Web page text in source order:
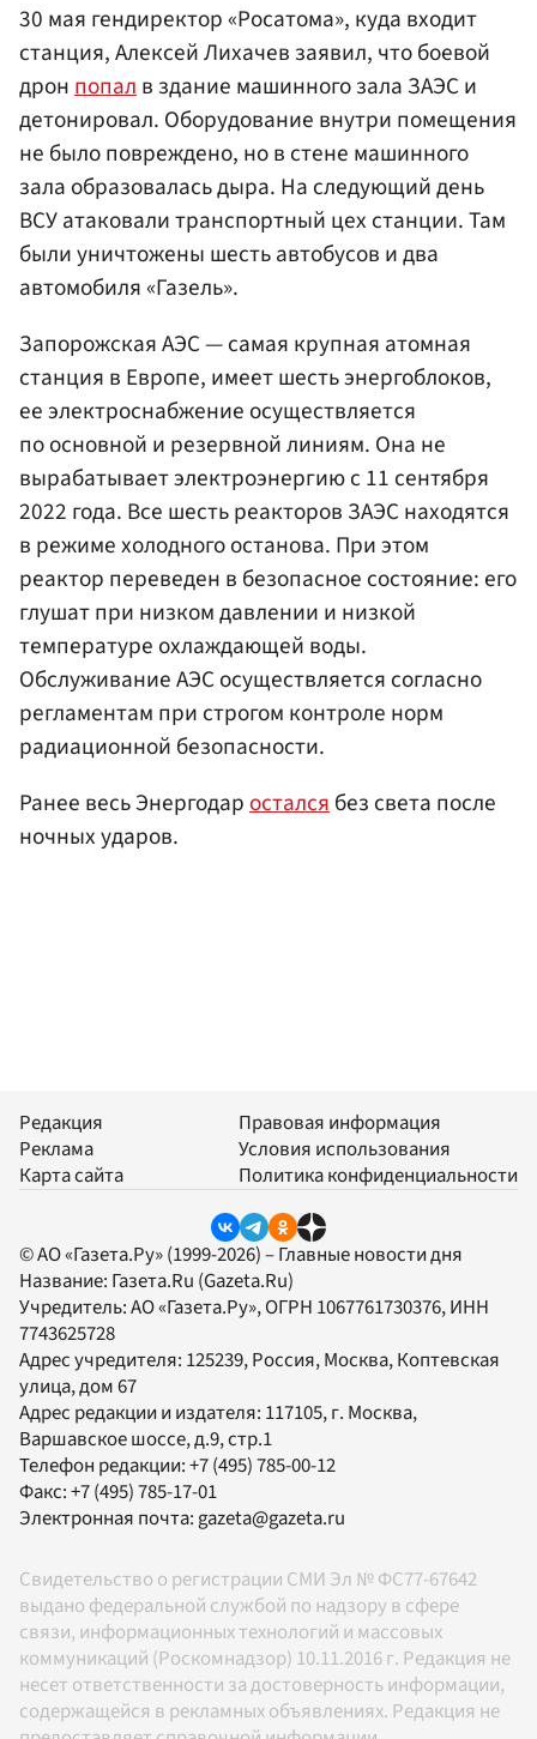
30 мая гендиректор «Росатома», куда входит
станция, Алексей Лихачев заявил, что боевой
дрон попал в здание машинного зала ЗАЭС и
детонировал. Оборудование внутри помещения
не было повреждено, но в стене машинного
зала образовалась дыра. На следующий день
ВСУ атаковали транспортный цех станции. Там
были уничтожены шесть автобусов и два
автомобиля «Газель».
Запорожская АЭС — самая крупная атомная
станция в Европе, имеет шесть энергоблоков,
ее электроснабжение осуществляется
по основной и резервной линиям. Она не
вырабатывает электроэнергию с 11 сентября
2022 года. Все шесть реакторов ЗАЭС находятся
в режиме холодного останова. При этом
реактор переведен в безопасное состояние: его
глушат при низком давлении и низкой
температуре охлаждающей воды.
Обслуживание АЭС осуществляется согласно
регламентам при строгом контроле норм
радиационной безопасности.
Ранее весь Энергодаросталсябез света после
ночных ударов.
Редакция
Реклама
Карта сайта
Правовая информация
Условия использования
Политика конфиденциальности
© АО «Газета.Ру» (1999-2026) – Главные новости дня
Название: Газета.Ru (Gazeta.Ru)
Учредитель:АО «Газета.Ру», ОГРН 1067761730376, ИНН
7743625728
Адрес учредителя: 125239, Россия, Москва, Коптевская
улица, дом 67
Адрес редакции и издателя: 117105, г. Москва,
Варшавское шоссе, д.9, стр.1
Телефон редакции:+7 (495) 785-00-12
Факс:+7 (495) 785-17-01
Электронная почта:gazeta@gazeta.ru
Свидетельство о регистрации СМИ Эл № ФС77-67642
выдано федеральной службой по надзору в сфере
связи, информационных технологий и массовых
коммуникаций (Роскомнадзор) 10.11.2016 г. Редакция не
несет ответственности за достоверность информации,
содержащейся в рекламных объявлениях. Редакция не